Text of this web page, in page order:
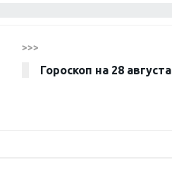
>>>
Гороскоп на 28 августа